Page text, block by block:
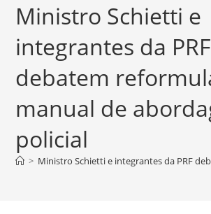
Ministro Schietti e
integrantes da PRF
debatem
manual de
policial
> Ministro Schietti e integrantes da PRF